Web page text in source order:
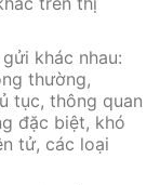
khác nhau:
thường,
tục, thông quan
đặc biệt, khó
tử, các loại